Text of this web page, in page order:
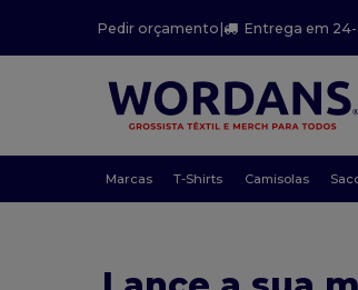
Pedir orçamento| Entrega em
Marcas T-Shirts Camisolas